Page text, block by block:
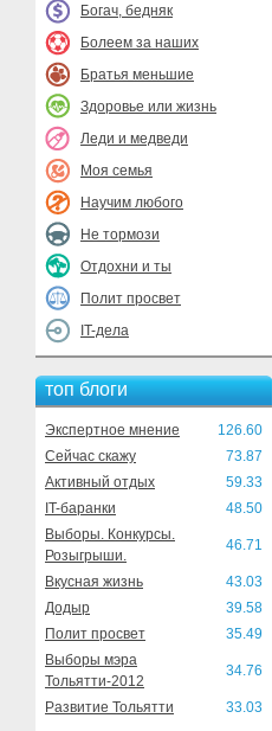
Богач, бедняк
Болеем за наших
Братья меньшие
Здоровье или жизнь
Леди и медведи
Моя семья
Научим любого
Не тормози
Отдохни и ты
Полит просвет
IT-дела
топ блоги
Экспертное мнение
126.60
Сейчас скажу
73.87
Активный отдых
59.33
IT-баранки
48.50
Выборы. Конкурсы.
Розыгрыши.
46.71
Вкусная жизнь
43.03
Додыр
39.58
Полит просвет
35.49
Выборы мэра
Тольятти-2012
34.76
Развитие Тольятти 33.03